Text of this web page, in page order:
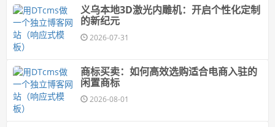
义乌本地3D激光内雕机：开启个性化定制
的新纪元
2026-07-31
商标买卖：如何高效选购适合电商入驻的
闲置商标
2026-08-01